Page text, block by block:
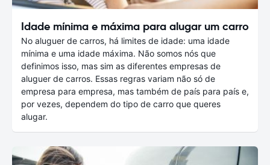
Idade mínima e máxima para alugar um carro
No aluguer de carros, há limites de idade: uma idade
mínima e uma idade máxima. Não somos nós que
definimos isso, mas sim as diferentes empresas de
aluguer de carros. Essas regras variam não só de
empresa para empresa, mas também de país para país e,
por vezes, dependem do tipo de carro que queres
alugar.